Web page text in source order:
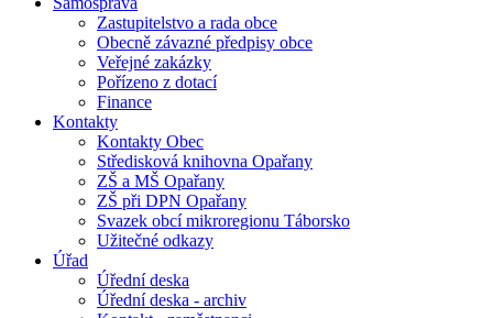
Zastupitelstvo a rada obce
Obecně závazné předpisy obce
Veřejné zakázky
Pořízeno z dotací
Finance
Kontakty
Kontakty Obec
Středisková knihovna Opařany
ZŠ a MŠ Opařany
ZŠ při DPN Opařany
Svazek obcí mikroregionu Táborsko
Užitečné odkazy
Úřad
Úřední deska
Úřední deska - archiv